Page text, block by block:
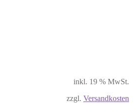
inkl. 19 % MwSt.
zzgl. Versandkosten